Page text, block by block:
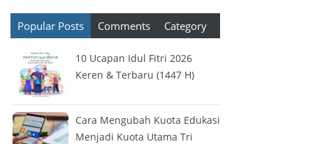
Popular Posts Comments Category
10 Ucapan Idul Fitri 2026
Keren & Terbaru (1447 H)
Cara Mengubah Kuota Edukasi
Menjadi Kuota Utama Tri